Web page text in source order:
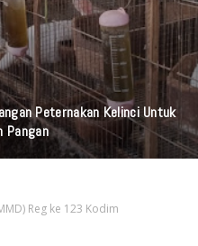
Peternakan Kelinci Untuk
Pangan
Reg ke 123 Kodim